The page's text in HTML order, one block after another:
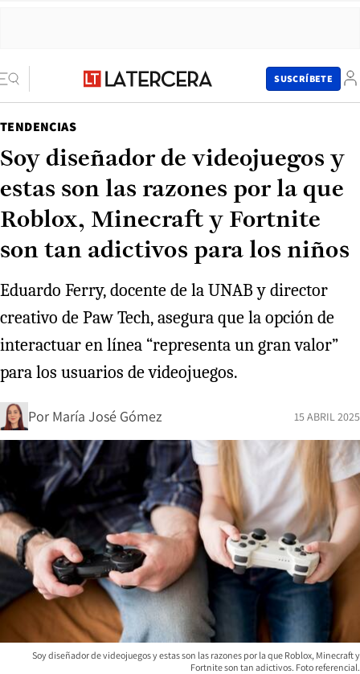
SUSCRÍBETE
TENDENCIAS
Soy diseñador de videojuegos y
estas son las razones por la que
Roblox, Minecraft y Fortnite
son tan adictivos para los niños
Eduardo Ferry, docente de la UNAB y director
creativo de Paw Tech, asegura que la opción de
interactuar en línea “representa un gran valor”
para los usuarios de videojuegos.
Por María José Gómez 15 ABRIL 2025
Soy diseñador de videojuegos y estas son las razones por la que Roblox, Minecraft y
Fortnite son tan adictivos. Foto referencial.